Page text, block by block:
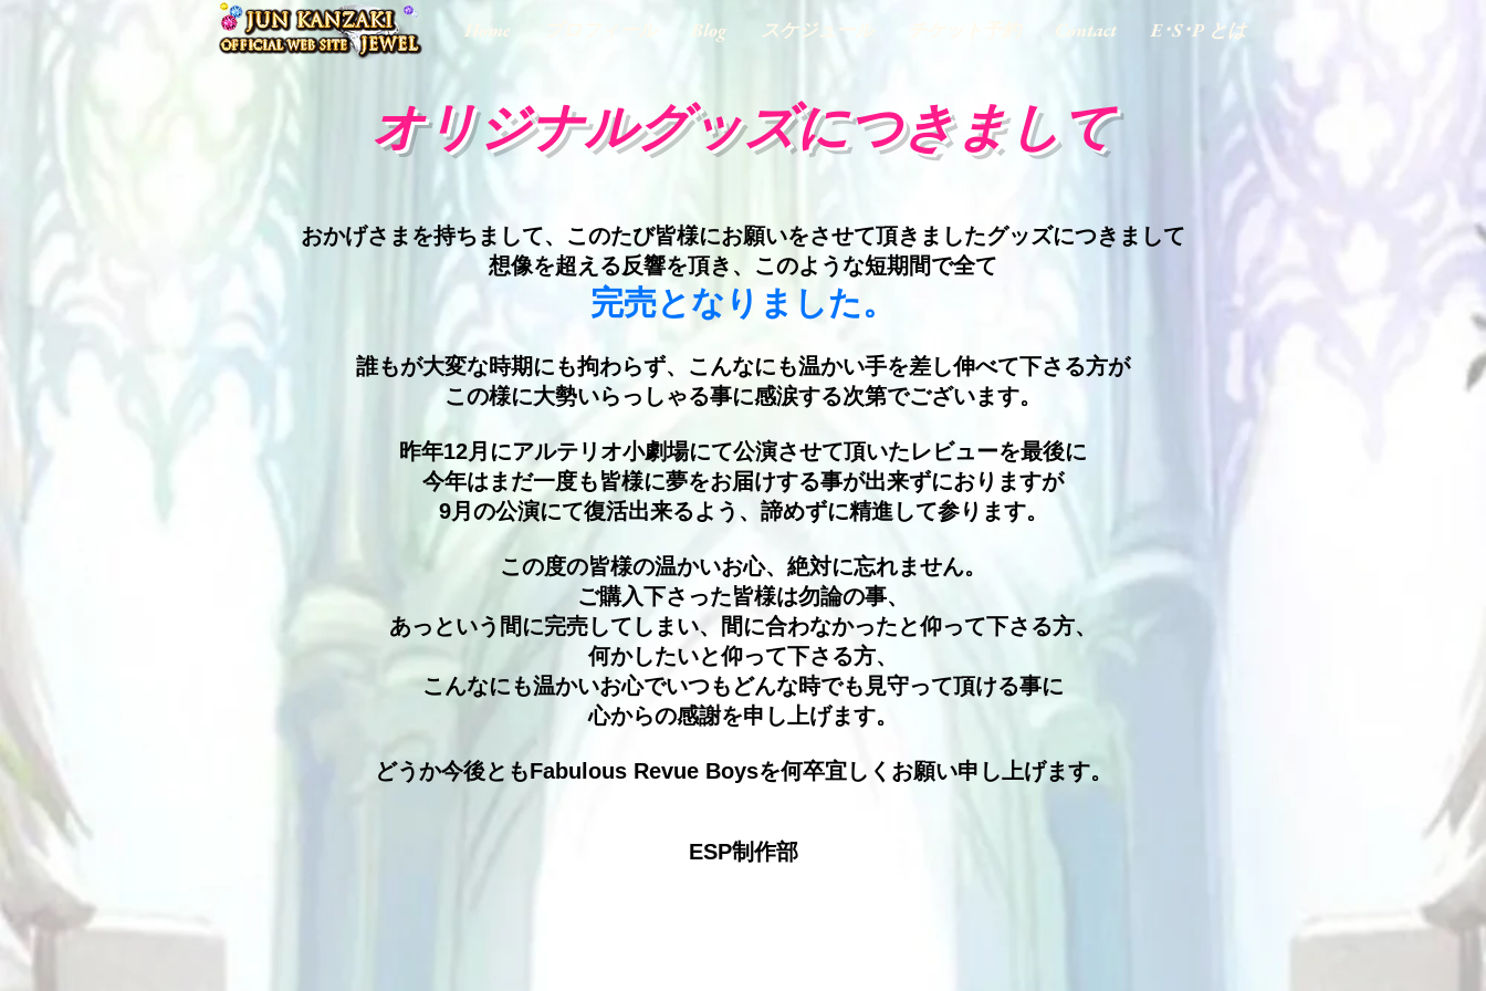
Home Blog スケジュール Contact E･S･P とは
オリジナルグッズにつきまして
おかげさまを持ちまして、このたび皆様にお願いをさせて頂きましたグッズにつきまして
想像を超える反響を頂き、このような短期間で全て
完売となりました。
誰もが大変な時期にも拘わらず、こんなにも温かい手を差し伸べて下さる方が
この様に大勢いらっしゃる事に感涙する次第でございます。
昨年12月にアルテリオ小劇場にて公演させて頂いたレビューを最後に
今年はまだ一度も皆様に夢をお届けする事が出来ずにおりますが
9月の公演にて復活出来るよう、諦めずに精進して参ります。
この度の皆様の温かいお心、絶対に忘れません。
ご購入下さった皆様は勿論の事、
あっという間に完売してしまい、間に合わなかったと仰って下さる方、
何かしたいと仰って下さる方、
こんなにも温かいお心でいつもどんな時でも見守って頂ける事に
心からの感謝を申し上げます。
どうか今後ともFabulous Revue Boysを何卒宜しくお願い申し上げます。
ESP制作部